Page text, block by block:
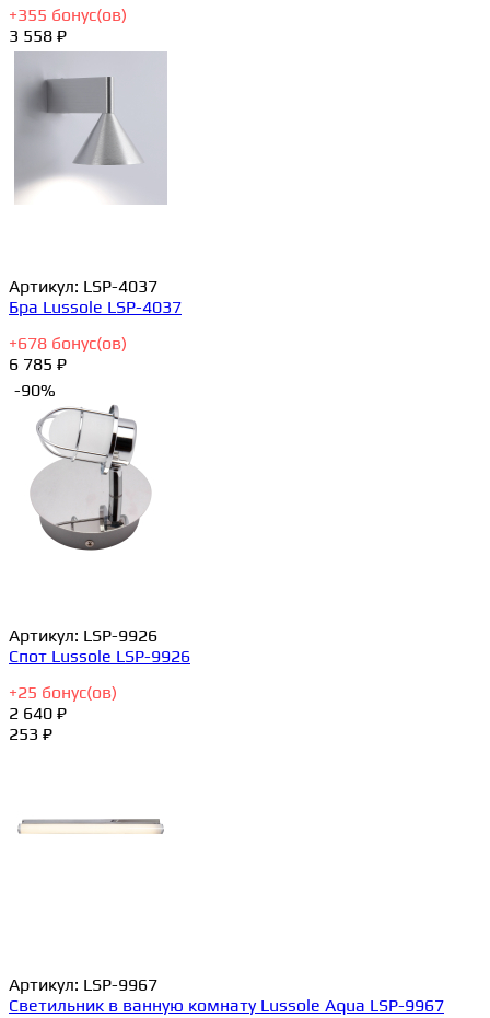
+355 бонус(ов)
3 558 ₽
Артикул: LSP-4037
Бра Lussole LSP-4037
+678 бонус(ов)
6 785 ₽
-90%
Артикул: LSP-9926
Спот Lussole LSP-9926
+25 бонус(ов)
2 640 ₽
253 ₽
Артикул: LSP-9967
Светильник в ванную комнату Lussole Aqua LSP-9967